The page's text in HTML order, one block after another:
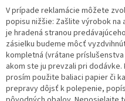
V prípade reklamácie môžete
popisu nižšie: Zašlite výrobok na
je hradená stranou
zásielku budeme môcť
kompletná (vrátane
akom ste ju prevzali pri
prosím použite baliaci papier či
prepravy dôjsť k polepenie,